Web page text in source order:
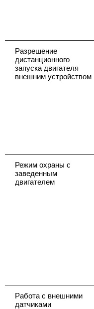
Разрешение
дистанционного
запуска двигателя
внешним устройством
Режим охраны с
заведенным
двигателем
Работа с внешними
датчиками